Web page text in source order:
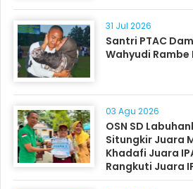
31 Jul 2026
Santri PTAC
Wahyudi Rambe
03 Agu 2026
OSN SD
Situngkir Juara
Khadafi Juara
Rangkuti Juara